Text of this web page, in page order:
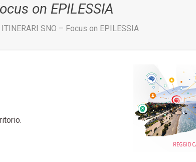
on EPILESSIA
ITINERARI SNO – Focus on EPILESSIA